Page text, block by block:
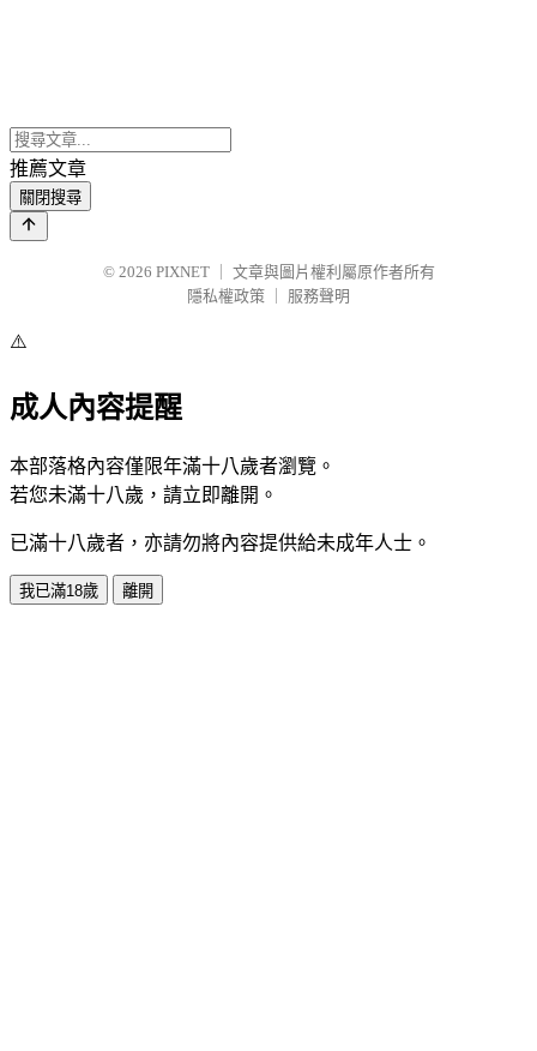
推薦文章
關閉搜尋
© 2026 PIXNET
文章與圖片權利屬原作者所有
隱私權政策
服務聲明
⚠️
成人內容提醒
本部落格內容僅限年滿十八歲者瀏覽。
若您未滿十八歲，請立即離開。
已滿十八歲者，亦請勿將內容提供給未成年人士。
我已滿18歲 離開